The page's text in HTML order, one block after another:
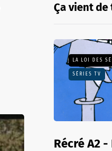
Ça vient
LA LOI DES
SÉRIES TV
Récré A2